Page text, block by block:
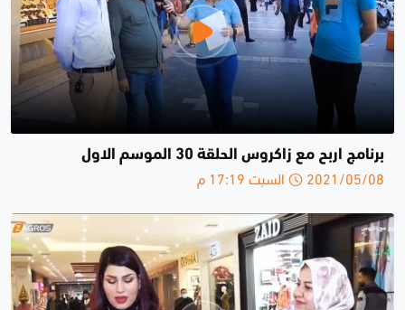
برنامج اربح مع زاكروس الحلقة 30 الموسم الاول
2021/05/08 السبت 17:19 م